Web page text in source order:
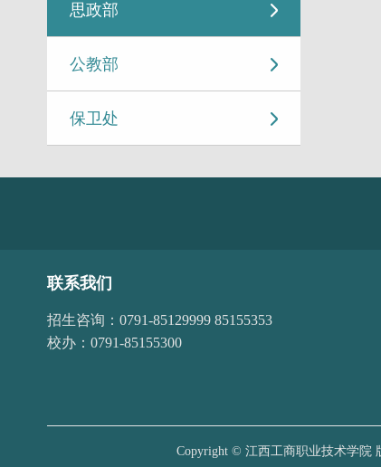
思政部
公教部
保卫处
联系我们
招生咨询：0791-85129999 85155353
校办：0791-85155300
Copyright © 江西工商职业技术学院